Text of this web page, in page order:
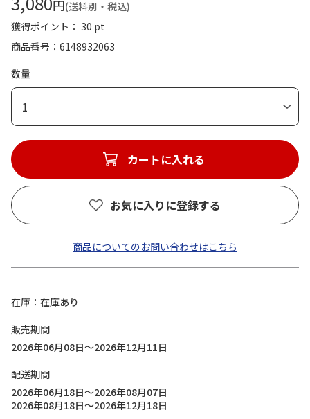
円(送料別・税込)
獲得ポイント： 30 pt
商品番号
6148932063
数量
1
カートに入れる
お気に入りに登録する
商品についてのお問い合わせはこちら
在庫
在庫あり
販売期間
2026年06月08日～2026年12月11日
配送期間
2026年06月18日～2026年08月07日
2026年08月18日～2026年12月18日